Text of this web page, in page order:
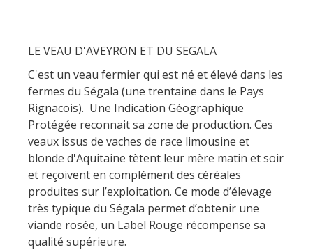
LE VEAU D'AVEYRON ET DU SEGALA
C'est un veau fermier qui est né et élevé dans les
fermes du Ségala (une trentaine dans le Pays
Rignacois). Une Indication Géographique
Protégée reconnait sa zone de production. Ces
veaux issus de vaches de race limousine et
blonde d'Aquitaine tètent leur mère matin et soir
et reçoivent en complément des céréales
produites sur l’exploitation. Ce mode d’élevage
très typique du Ségala permet d’obtenir une
viande rosée, un Label Rouge récompense sa
qualité supérieure.